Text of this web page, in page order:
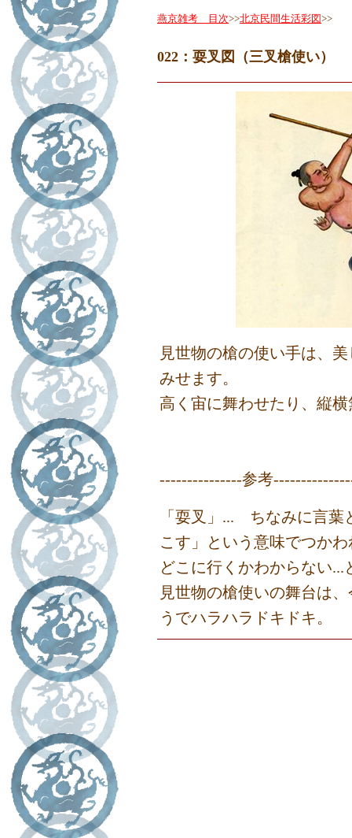
燕京雑考 目次>>北京民間生活彩図>>
022：耍叉図（三叉槍使い）
見世物の槍の使い手は、
みせます。
高く宙に舞わせたり、縦
---------------参考
「耍叉」... ちなみに言葉
こす」という意味でつか
どこに行くかわからない...
見世物の槍使いの舞台は
うでハラハラドキドキ。